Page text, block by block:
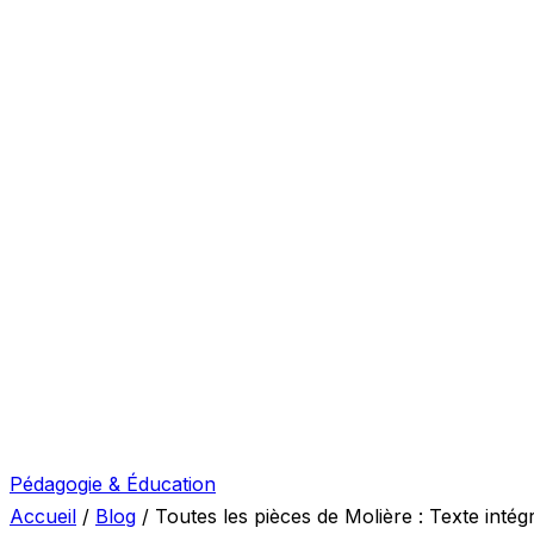
Pédagogie & Éducation
Accueil / Blog / Toutes les pièces de Molière : Texte